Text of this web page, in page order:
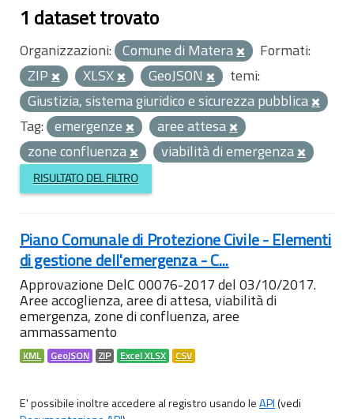
1 dataset trovato
Organizzazioni: Comune di Matera
Formati:
ZIP
XLSX GeoJSON
temi:
Giustizia, sistema giuridico e sicurezza pubblica
Tag: emergenze
aree attesa
zone confluenza
viabilità di emergenza
RISULTATO DEL FILTRO
Piano Comunale di Protezione Civile - Elementi
di gestione dell'emergenza - C...
Approvazione DelC 00076-2017 del 03/10/2017.
Aree accoglienza, aree di attesa, viabilità di
emergenza, zone di confluenza, aree
ammassamento
KML GeoJSON ZIP Excel XLSX CSV
E' possibile inoltre accedere al registro usando leAPI(vedi